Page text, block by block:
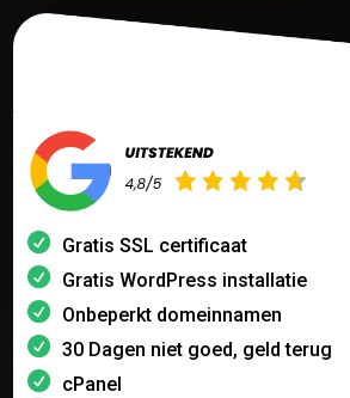
Gratis SSL certificaat
Gratis WordPress installatie
Onbeperkt domeinnamen
30 Dagen niet goed, geld terug
cPanel